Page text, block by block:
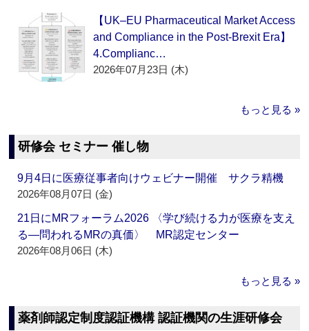
【UK–EU Pharmaceutical Market Access
and Compliance in the Post-Brexit Era】
4.Complianc…
2026年07月23日 (木)
もっと見る »
研修会 セミナー 催し物
9月4日に医療従事者向けウェビナー開催 サクラ精機
2026年08月07日 (金)
21日にMRフォーラム2026 〈学び続ける力が医療を支え
る―問われるMRの真価〉 MR認定センター
2026年08月06日 (木)
もっと見る »
薬剤師認定制度認証機構 認証機関の生涯研修会